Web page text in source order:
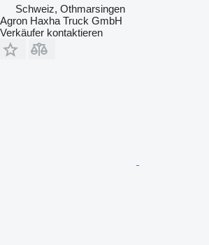
Schweiz, Othmarsingen
Agron Haxha Truck GmbH
Verkäufer kontaktieren